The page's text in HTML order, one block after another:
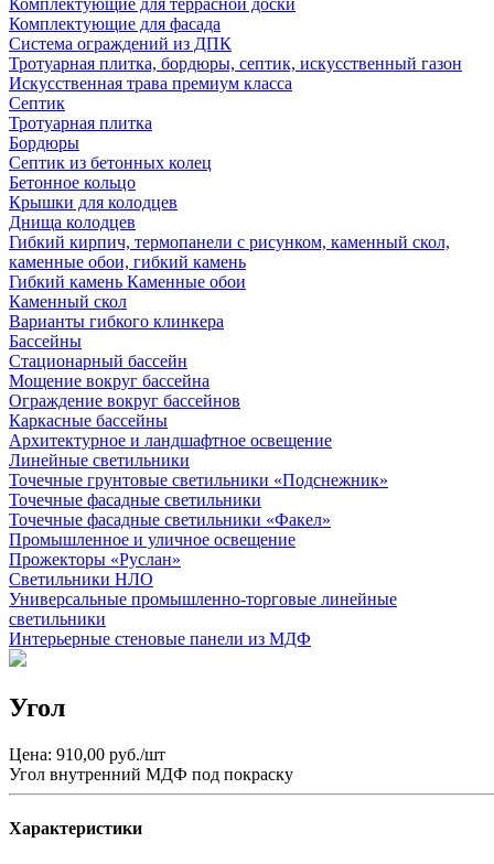
Комплектующие для фасада
Система ограждений из ДПК
Тротуарная плитка, бордюры, септик, искусственный газон
Искусственная трава премиум класса
Септик
Тротуарная плитка
Бордюры
Септик из бетонных колец
Бетонное кольцо
Крышки для колодцев
Днища колодцев
Гибкий кирпич, термопанели с рисунком, каменный скол,
каменные обои, гибкий камень
Гибкий камень Каменные обои
Каменный скол
Варианты гибкого клинкера
Бассейны
Стационарный бассейн
Мощение вокруг бассейна
Ограждение вокруг бассейнов
Каркасные бассейны
Архитектурное и ландшафтное освещение
Линейные светильники
Точечные грунтовые светильники «Подснежник»
Точечные фасадные светильники
Точечные фасадные светильники «Факел»
Промышленное и уличное освещение
Прожекторы «Руслан»
Светильники НЛО
Универсальные промышленно-торговые линейные
светильники
Интерьерные стеновые панели из МДФ
Угол
Цена: 910,00 руб./шт
Угол внутренний МДФ под покраску
Характеристики